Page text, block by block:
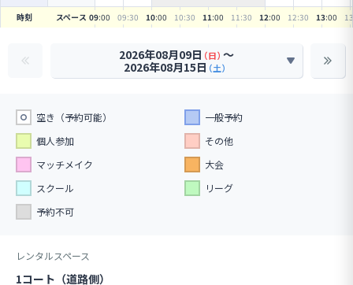
時刻 スペース 09:00 09:30 10:00 10:30 11:00 11:30 12:00 12:30 13:00 13
2026年08月09日 （日）〜
2026年08月15日（土）
空き（予約可能）
一般予約
個人参加
その他
マッチメイク
大会
スクール
リーグ
予約不可
レンタルスペース
1コート（道路側）